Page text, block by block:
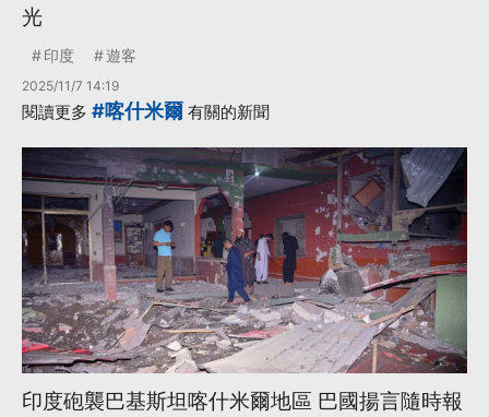
光
印度 遊客
2025/11/7 14:19
閱讀更多 #喀什米爾 有關的新聞
印度砲襲巴基斯坦喀什米爾地區 巴國揚言隨時報